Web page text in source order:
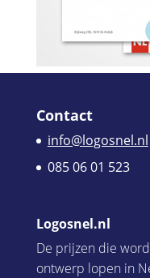
Contact
info@logosnel.nl
085 06 01 523
Logosnel.nl
De prijzen die
ontwerp lopen in